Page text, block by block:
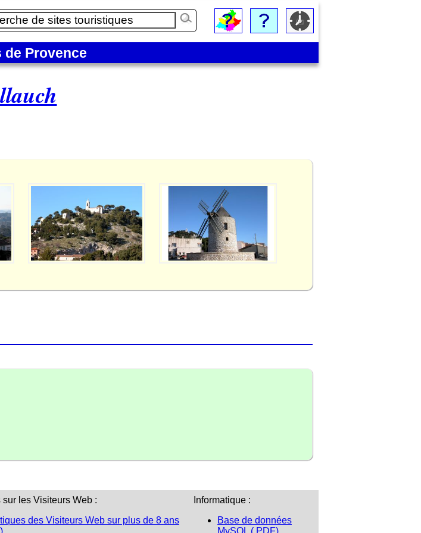
de Provence
sur les Visiteurs Web :
des Visiteurs Web sur plus de 8 ans
Informatique :
Base de données
MySQL (.PDF)